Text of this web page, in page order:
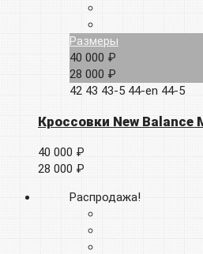
Размеры
40 000 ₽
28 000 ₽
42 43 43-5 44-en 44-5
Кроссовки New Balance
40 000 ₽
28 000 ₽
Распродажа!